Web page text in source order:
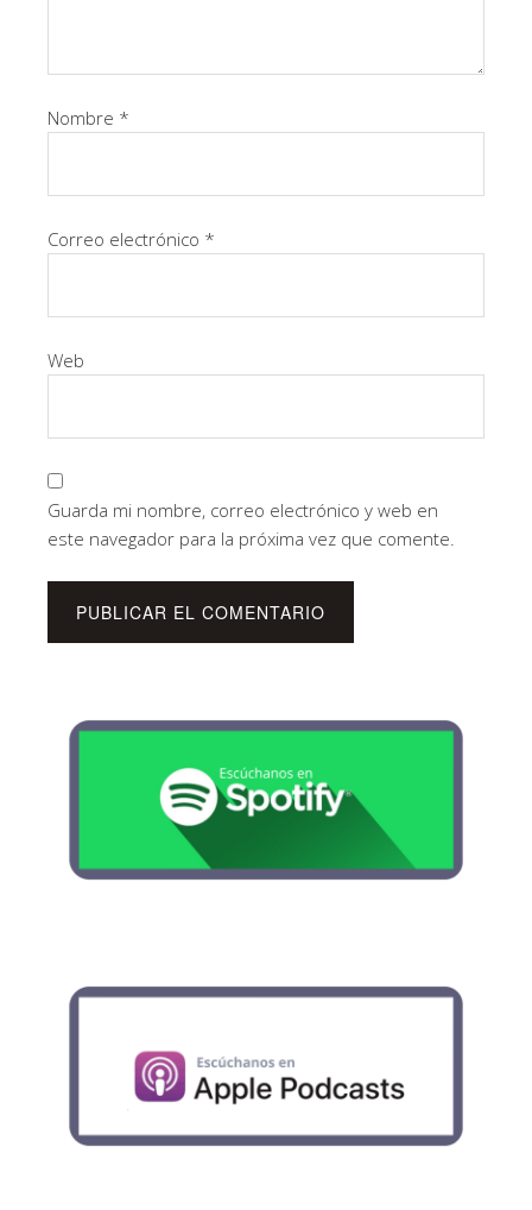
Nombre *
Correo electrónico *
Web
Guarda mi nombre, correo electrónico y web en
este navegador para la próxima vez que comente.